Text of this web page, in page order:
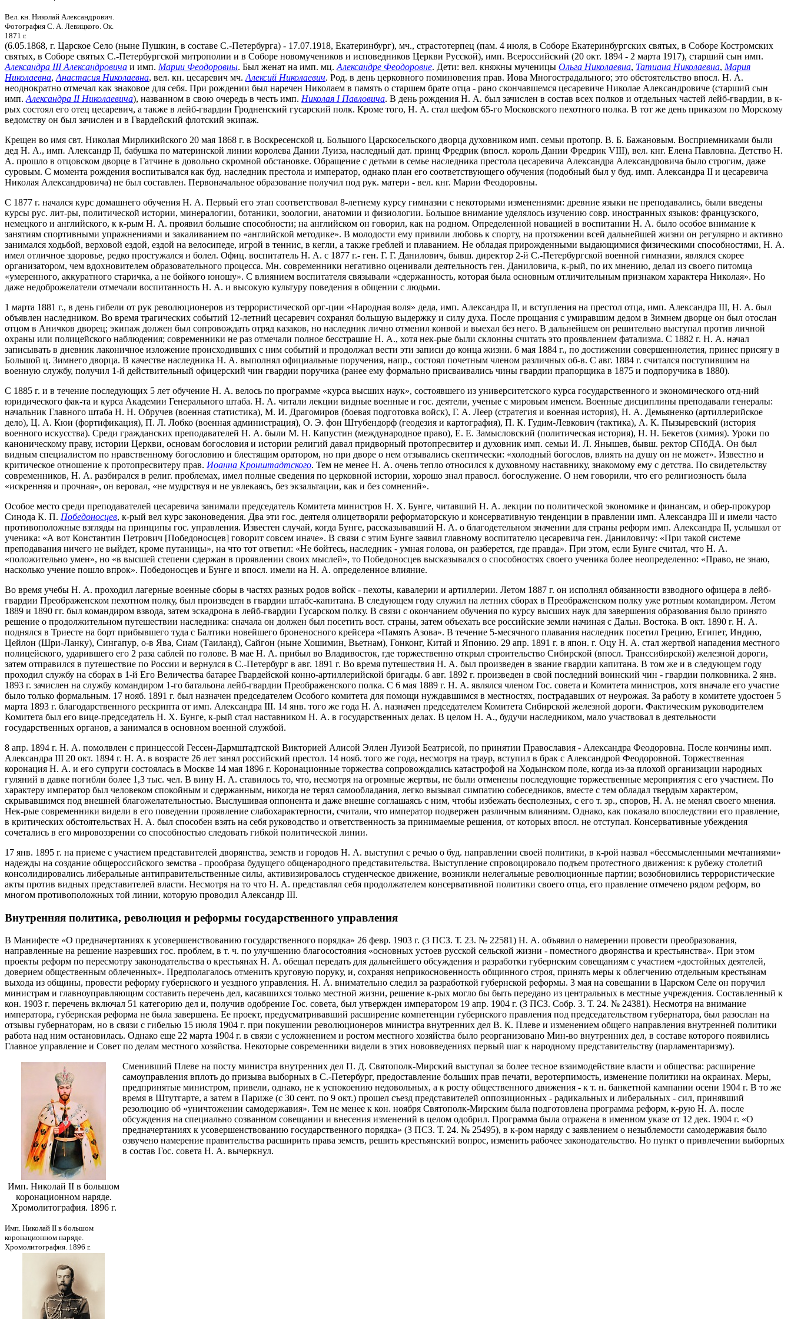
Вел. кн. Николай Александрович.
Фотография С. А. Левицкого. Ок.
1871 г.
(6.05.1868, г. Царское Село (ныне Пушкин, в составе С.-Петербурга) - 17.07.1918, Екатеринбург), мч., страстотерпец (пам. 4 июля, в Соборе Екатеринбургских святых, в Соборе Костромских
святых, в Соборе святых С.-Петербургской митрополии и в Соборе новомучеников и исповедников Церкви Русской), имп. Всероссийский (20 окт. 1894 - 2 марта 1917), старший сын имп.
Александра III Александровича и имп. Марии Феодоровны. Был женат на имп. мц. Александре Феодоровне. Дети: вел. княжны мученицы Ольга Николаевна, Татиана Николаевна, Мария
Николаевна, Анастасия Николаевна, вел. кн. цесаревич мч. Алексий Николаевич. Род. в день церковного поминовения прав. Иова Многострадального; это обстоятельство впосл. Н. А.
неоднократно отмечал как знаковое для себя. При рождении был наречен Николаем в память о старшем брате отца - рано скончавшемся цесаревиче Николае Александровиче (старший сын
имп. Александра II Николаевича), названном в свою очередь в честь имп. Николая I Павловича. В день рождения Н. А. был зачислен в состав всех полков и отдельных частей лейб-гвардии, в к-
рых состоял его отец цесаревич, а также в лейб-гвардии Гродненский гусарский полк. Кроме того, Н. А. стал шефом 65-го Московского пехотного полка. В тот же день приказом по Морскому
ведомству он был зачислен и в Гвардейский флотский экипаж.
Крещен во имя свт. Николая Мирликийского 20 мая 1868 г. в Воскресенской ц. Большого Царскосельского дворца духовником имп. семьи протопр. В. Б. Бажановым. Восприемниками были
дед Н. А., имп. Александр II, бабушка по материнской линии королева Дании Луиза, наследный дат. принц Фредрик (впосл. король Дании Фредрик VIII), вел. кнг. Елена Павловна. Детство Н.
А. прошло в отцовском дворце в Гатчине в довольно скромной обстановке. Обращение с детьми в семье наследника престола цесаревича Александра Александровича было строгим, даже
суровым. С момента рождения воспитывался как буд. наследник престола и император, однако план его соответствующего обучения (подобный был у буд. имп. Александра II и цесаревича
Николая Александровича) не был составлен. Первоначальное образование получил под рук. матери - вел. кнг. Марии Феодоровны.
С 1877 г. начался курс домашнего обучения Н. А. Первый его этап соответствовал 8-летнему курсу гимназии с некоторыми изменениями: древние языки не преподавались, были введены
курсы рус. лит-ры, политической истории, минералогии, ботаники, зоологии, анатомии и физиологии. Большое внимание уделялось изучению совр. иностранных языков: французского,
немецкого и английского, к к-рым Н. А. проявил большие способности; на английском он говорил, как на родном. Определенной новацией в воспитании Н. А. было особое внимание к
занятиям спортивными упражнениями и закаливанием по «английской методике». В молодости ему привили любовь к спорту, на протяжении всей дальнейшей жизни он регулярно и активно
занимался ходьбой, верховой ездой, ездой на велосипеде, игрой в теннис, в кегли, а также греблей и плаванием. Не обладая прирожденными выдающимися физическими способностями, Н. А.
имел отличное здоровье, редко простужался и болел. Офиц. воспитатель Н. А. с 1877 г.- ген. Г. Г. Данилович, бывш. директор 2-й С.-Петербургской военной гимназии, являлся скорее
организатором, чем вдохновителем образовательного процесса. Мн. современники негативно оценивали деятельность ген. Даниловича, к-рый, по их мнению, делал из своего питомца
«умеренного, аккуратного старичка, а не бойкого юношу». С влиянием воспитателя связывали «сдержанность, которая была основным отличительным признаком характера Николая». Но
даже недоброжелатели отмечали воспитанность Н. А. и высокую культуру поведения в общении с людьми.
1 марта 1881 г., в день гибели от рук революционеров из террористической орг-ции «Народная воля» деда, имп. Александра II, и вступления на престол отца, имп. Александра III, Н. А. был
объявлен наследником. Во время трагических событий 12-летний цесаревич сохранял большую выдержку и силу духа. После прощания с умиравшим дедом в Зимнем дворце он был отослан
отцом в Аничков дворец; экипаж должен был сопровождать отряд казаков, но наследник лично отменил конвой и выехал без него. В дальнейшем он решительно выступал против личной
охраны или полицейского наблюдения; современники не раз отмечали полное бесстрашие Н. А., хотя нек-рые были склонны считать это проявлением фатализма. С 1882 г. Н. А. начал
записывать в дневник лаконичное изложение происходивших с ним событий и продолжал вести эти записи до конца жизни. 6 мая 1884 г., по достижении совершеннолетия, принес присягу в
Большой ц. Зимнего дворца. В качестве наследника Н. А. выполнял официальные поручения, напр., состоял почетным членом различных об-в. С авг. 1884 г. считался поступившим на
военную службу, получил 1-й действительный офицерский чин гвардии поручика (ранее ему формально присваивались чины гвардии прапорщика в 1875 и подпоручика в 1880).
С 1885 г. и в течение последующих 5 лет обучение Н. А. велось по программе «курса высших наук», состоявшего из университетского курса государственного и экономического отд-ний
юридического фак-та и курса Академии Генерального штаба. Н. А. читали лекции видные военные и гос. деятели, ученые с мировым именем. Военные дисциплины преподавали генералы:
начальник Главного штаба Н. Н. Обручев (военная статистика), М. И. Драгомиров (боевая подготовка войск), Г. А. Леер (стратегия и военная история), Н. А. Демьяненко (артиллерийское
дело), Ц. А. Кюи (фортификация), П. Л. Лобко (военная администрация), О. Э. фон Штубендорф (геодезия и картография), П. К. Гудим-Левкович (тактика), А. К. Пызыревский (история
военного искусства). Среди гражданских преподавателей Н. А. были М. Н. Капустин (международное право), Е. Е. Замысловский (политическая история), Н. Н. Бекетов (химия). Уроки по
каноническому праву, истории Церкви, основам богословия и истории религий давал придворный протопресвитер и духовник имп. семьи И. Л. Янышев, бывш. ректор СПбДА. Он был
видным специалистом по нравственному богословию и блестящим оратором, но при дворе о нем отзывались скептически: «холодный богослов, влиять на душу он не может». Известно и
критическое отношение к протопресвитеру прав. Иоанна Кронштадтского. Тем не менее Н. А. очень тепло относился к духовному наставнику, знакомому ему с детства. По свидетельству
современников, Н. А. разбирался в религ. проблемах, имел полные сведения по церковной истории, хорошо знал правосл. богослужение. О нем говорили, что его религиозность была
«искренняя и прочная», он веровал, «не мудрствуя и не увлекаясь, без экзальтации, как и без сомнений».
Особое место среди преподавателей цесаревича занимали председатель Комитета министров Н. Х. Бунге, читавший Н. А. лекции по политической экономике и финансам, и обер-прокурор
Синода К. П. Победоносцев, к-рый вел курс законоведения. Два эти гос. деятеля олицетворяли реформаторскую и консервативную тенденции в правлении имп. Александра III и имели часто
противоположные взгляды на принципы гос. управления. Известен случай, когда Бунге, рассказывавший Н. А. о благодетельном значении для страны реформ имп. Александра II, услышал от
ученика: «А вот Константин Петрович [Победоносцев] говорит совсем иначе». В связи с этим Бунге заявил главному воспитателю цесаревича ген. Даниловичу: «При такой системе
преподавания ничего не выйдет, кроме путаницы», на что тот ответил: «Не бойтесь, наследник - умная голова, он разберется, где правда». При этом, если Бунге считал, что Н. А.
«положительно умен», но «в высшей степени сдержан в проявлении своих мыслей», то Победоносцев высказывался о способностях своего ученика более неопределенно: «Право, не знаю,
насколько учение пошло впрок». Победоносцев и Бунге и впосл. имели на Н. А. определенное влияние.
Во время учебы Н. А. проходил лагерные военные сборы в частях разных родов войск - пехоты, кавалерии и артиллерии. Летом 1887 г. он исполнял обязанности взводного офицера в лейб-
гвардии Преображенском пехотном полку, был произведен в гвардии штабс-капитана. В следующем году служил на летних сборах в Преображенском полку уже ротным командиром. Летом
1889 и 1890 гг. был командиром взвода, затем эскадрона в лейб-гвардии Гусарском полку. В связи с окончанием обучения по курсу высших наук для завершения образования было принято
решение о продолжительном путешествии наследника: сначала он должен был посетить вост. страны, затем объехать все российские земли начиная с Дальн. Востока. В окт. 1890 г. Н. А.
поднялся в Триесте на борт прибывшего туда с Балтики новейшего броненосного крейсера «Память Азова». В течение 5-месячного плавания наследник посетил Грецию, Египет, Индию,
Цейлон (Шри-Ланку), Сингапур, о-в Ява, Сиам (Таиланд), Сайгон (ныне Хошимин, Вьетнам), Гонконг, Китай и Японию. 29 апр. 1891 г. в япон. г. Оцу Н. А. стал жертвой нападения местного
полицейского, ударившего его 2 раза саблей по голове. В мае Н. А. прибыл во Владивосток, где торжественно открыл строительство Сибирской (впосл. Транссибирской) железной дороги,
затем отправился в путешествие по России и вернулся в С.-Петербург в авг. 1891 г. Во время путешествия Н. А. был произведен в звание гвардии капитана. В том же и в следующем году
проходил службу на сборах в 1-й Его Величества батарее Гвардейской конно-артиллерийской бригады. 6 авг. 1892 г. произведен в свой последний воинский чин - гвардии полковника. 2 янв.
1893 г. зачислен на службу командиром 1-го батальона лейб-гвардии Преображенского полка. С 6 мая 1889 г. Н. А. являлся членом Гос. совета и Комитета министров, хотя вначале его участие
было только формальным. 17 нояб. 1891 г. был назначен председателем Особого комитета для помощи нуждавшимся в местностях, пострадавших от неурожая. За работу в комитете удостоен 5
марта 1893 г. благодарственного рескрипта от имп. Александра III. 14 янв. того же года Н. А. назначен председателем Комитета Сибирской железной дороги. Фактическим руководителем
Комитета был его вице-председатель Н. Х. Бунге, к-рый стал наставником Н. А. в государственных делах. В целом Н. А., будучи наследником, мало участвовал в деятельности
государственных органов, а занимался в основном военной службой.
8 апр. 1894 г. Н. А. помолвлен с принцессой Гессен-Дармштадтской Викторией Алисой Эллен Луизой Беатрисой, по принятии Православия - Александра Феодоровна. После кончины имп.
Александра III 20 окт. 1894 г. Н. А. в возрасте 26 лет занял российский престол. 14 нояб. того же года, несмотря на траур, вступил в брак с Александрой Феодоровной. Торжественная
коронация Н. А. и его супруги состоялась в Москве 14 мая 1896 г. Коронационные торжества сопровождались катастрофой на Ходынском поле, когда из-за плохой организации народных
гуляний в давке погибли более 1,3 тыс. чел. В вину Н. А. ставилось то, что, несмотря на огромные жертвы, не были отменены последующие торжественные мероприятия с его участием. По
характеру император был человеком спокойным и сдержанным, никогда не терял самообладания, легко вызывал симпатию собеседников, вместе с тем обладал твердым характером,
скрывавшимся под внешней благожелательностью. Выслушивая оппонента и даже внешне соглашаясь с ним, чтобы избежать бесполезных, с его т. зр., споров, Н. А. не менял своего мнения.
Нек-рые современники видели в его поведении проявление слабохарактерности, считали, что император подвержен различным влияниям. Однако, как показало впоследствии его правление,
в критических обстоятельствах Н. А. был способен взять на себя руководство и ответственность за принимаемые решения, от которых впосл. не отступал. Консервативные убеждения
сочетались в его мировоззрении со способностью следовать гибкой политической линии.
17 янв. 1895 г. на приеме с участием представителей дворянства, земств и городов Н. А. выступил с речью о буд. направлении своей политики, в к-рой назвал «бессмысленными мечтаниями»
надежды на создание общероссийского земства - прообраза будущего общенародного представительства. Выступление спровоцировало подъем протестного движения: к рубежу столетий
консолидировались либеральные антиправительственные силы, активизировалось студенческое движение, возникли нелегальные революционные партии; возобновились террористические
акты против видных представителей власти. Несмотря на то что Н. А. представлял себя продолжателем консервативной политики своего отца, его правление отмечено рядом реформ, во
многом противоположных той линии, которую проводил Александр III.
Внутренняя политика, революция и реформы государственного управления
В Манифесте «О предначертаниях к усовершенствованию государственного порядка» 26 февр. 1903 г. (3 ПСЗ. Т. 23. № 22581) Н. А. объявил о намерении провести преобразования,
направленные на решение назревших гос. проблем, в т. ч. по улучшению благосостояния «основных устоев русской сельской жизни - поместного дворянства и крестьянства». При этом
проекты реформ по пересмотру законодательства о крестьянах Н. А. обещал передать для дальнейшего обсуждения и разработки губернским совещаниям с участием «достойных деятелей,
доверием общественным облеченных». Предполагалось отменить круговую поруку, и, сохраняя неприкосновенность общинного строя, принять меры к облегчению отдельным крестьянам
выхода из общины, провести реформу губернского и уездного управления. Н. А. внимательно следил за разработкой губернской реформы. 3 мая на совещании в Царском Селе он поручил
министрам и главноуправляющим составить перечень дел, касавшихся только местной жизни, решение к-рых могло бы быть передано из центральных в местные учреждения. Составленный к
кон. 1903 г. перечень включал 51 категорию дел и, получив одобрение Гос. совета, был утвержден императором 19 апр. 1904 г. (3 ПСЗ. Собр. 3. Т. 24. № 24381). Несмотря на внимание
императора, губернская реформа не была завершена. Ее проект, предусматривавший расширение компетенции губернского правления под председательством губернатора, был разослан на
отзывы губернаторам, но в связи с гибелью 15 июля 1904 г. при покушении революционеров министра внутренних дел В. К. Плеве и изменением общего направления внутренней политики
работа над ним остановилась. Однако еще 22 марта 1904 г. в связи с усложнением и ростом местного хозяйства было реорганизовано Мин-во внутренних дел, в составе которого появились
Главное управление и Совет по делам местного хозяйства. Некоторые современники видели в этих нововведениях первый шаг к народному представительству (парламентаризму).
Имп. Николай II в большом
коронационном наряде.
Хромолитография. 1896 г.
Имп. Николай II в большом
коронационном наряде.
Хромолитография. 1896 г.
Сменивший Плеве на посту министра внутренних дел П. Д. Святополк-Мирский выступал за более тесное взаимодействие власти и общества: расширение
самоуправления вплоть до призыва выборных в С.-Петербург, предоставление больших прав печати, веротерпимость, изменение политики на окраинах. Меры,
предпринятые министром, привели, однако, не к успокоению недовольных, а к росту общественного движения - к т. н. банкетной кампании осени 1904 г. В то же
время в Штутгарте, а затем в Париже (с 30 сент. по 9 окт.) прошел съезд представителей оппозиционных - радикальных и либеральных - сил, принявший
резолюцию об «уничтожении самодержавия». Тем не менее к кон. ноября Святополк-Мирским была подготовлена программа реформ, к-рую Н. А. после
обсуждения на специально созванном совещании и внесения изменений в целом одобрил. Программа была отражена в именном указе от 12 дек. 1904 г. «О
предначертаниях к усовершенствованию государственного порядка» (3 ПСЗ. Т. 24. № 25495), в к-ром наряду с заявлением о незыблемости самодержавия было
озвучено намерение правительства расширить права земств, решить крестьянский вопрос, изменить рабочее законодательство. Но пункт о привлечении выборных
в состав Гос. совета Н. А. вычеркнул.